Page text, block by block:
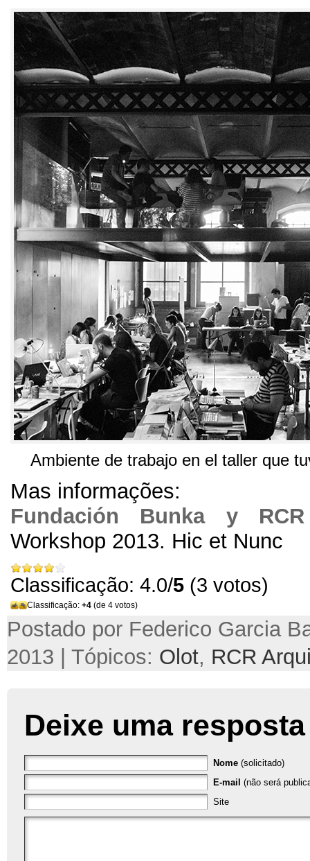
Ambiente de trabajo en el taller que
Mas informações:
Fundación Bunka y
Workshop 2013. Hic et Nunc
Classificação: 4.0/5 (3 votos)
Classificação: +4 (de 4 votos)
Postado por Federico Garcia
2013 | Tópicos: Olot, RCR
Deixe uma resposta
Nome (solicitado)
E-mail (não será
Site